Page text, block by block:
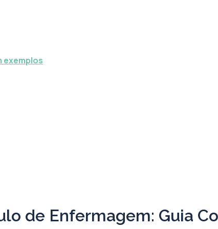
exemplos
de Enfermagem: Guia